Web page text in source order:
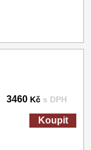
3460 Kč s DPH
Koupit